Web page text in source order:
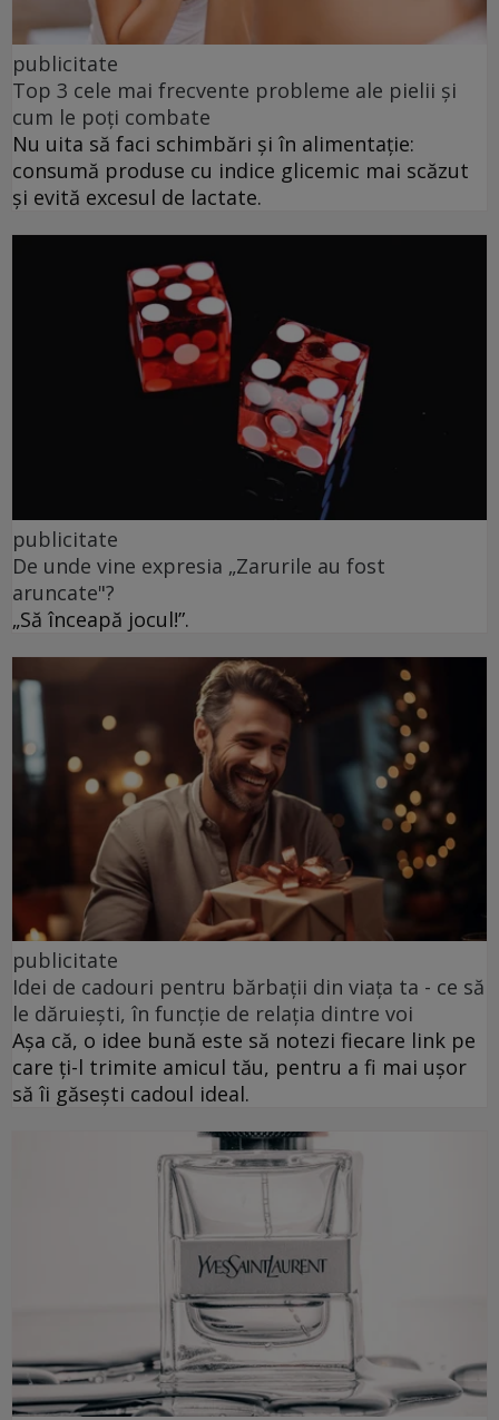
publicitate
Top 3 cele mai frecvente probleme ale pielii și
cum le poți combate
Nu uita să faci schimbări și în alimentație:
consumă produse cu indice glicemic mai scăzut
și evită excesul de lactate.
publicitate
De unde vine expresia „Zarurile au fost
aruncate"?
„Să înceapă jocul!”.
publicitate
Idei de cadouri pentru bărbații din viața ta - ce să
le dăruiești, în funcție de relația dintre voi
Așa că, o idee bună este să notezi fiecare link pe
care ți-l trimite amicul tău, pentru a fi mai ușor
să îi găsești cadoul ideal.